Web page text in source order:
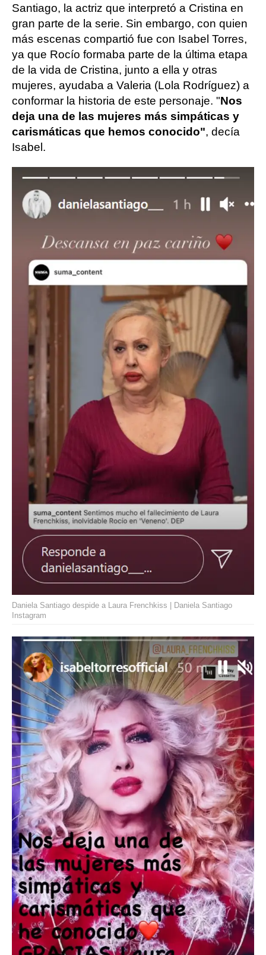
Santiago, la actriz que interpretó a Cristina en
gran parte de la serie. Sin embargo, con quien
más escenas compartió fue con Isabel Torres,
ya que Rocío formaba parte de la última etapa
de la vida de Cristina, junto a ella y otras
mujeres, ayudaba a Valeria (Lola Rodríguez) a
conformar la historia de este personaje. "Nos
deja una de las mujeres más simpáticas y
carismáticas que hemos conocido", decía
Isabel.
Daniela Santiago despide a Laura Frenchkiss | Daniela Santiago
Instagram